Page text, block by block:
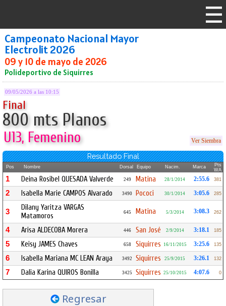
Campeonato Nacional Mayor
Electrolit 2026
09 y 10 de mayo de 2026
Polideportivo de Siquirres
09/05/2026 a las 10:15
Final
800 mts Planos
U13, Femenino Ver Siembra
Resultado Final
Pos Nombre Dorsal Equipo Nacim. Marca
Pts
WA
1 Deina Rosibel QUESADA Valverde 249 Matina 28/1/2014 2:55.6 381
2 Isabella Marie CAMPOS Alvarado 3490 Pococi 30/1/2014 3:05.6 285
3
Dilany Yaritza VARGAS
Matamoros
645 Matina 5/3/2014 3:08.3 262
4 Arisa ALDECOBA Morera 446 San José 2/9/2014 3:18.1 185
5 Keisy JAMES Chaves 658 Siquirres 16/11/2015 3:25.6 135
6 Isabella Mariana MC LEAN Araya 3492 Siquirres 25/9/2015 3:26.1 132
7 Dalia Karina QUIROS Bonilla 3425 Siquirres 25/10/2015 4:07.6 0
Regresar